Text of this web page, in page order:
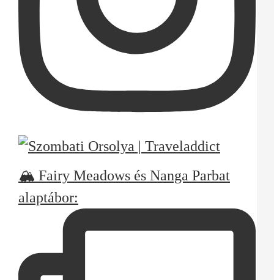
🏔️ Fairy Meadows és Nanga Parbat
alaptábor: